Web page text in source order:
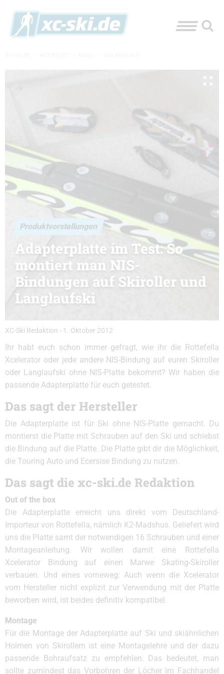
Produktvorstellungen
Adapterplatte im Test: So
montiert man NIS-
Bindungen auf Skiroller und
Langlaufski
XC-Ski Redaktion - 1. Oktober 2012
Ihr habt euch schon immer gefragt, wie ihr die Rottefella
Xcelerator oder jede andere NIS-Bindung auf euren Skiroller
oder Langlaufski ohne NIS-Platte bekommt? Wir haben die
passende Adapterplatte für euch getestet.
Das sagt der Hersteller
Die Adapterplatte ist für Ski ohne NIS-Platte gemacht. Du
montierst die Platte mit Schrauben auf den Ski und schiebst
die Bindung auf die Platte. Die Platte gibt dir die Möglichkeit,
die Touring Auto und Ecersise Bindung zu nutzen.
Das sagt die xc-ski.de Redaktion
Out of the box
Die Adapterplatte erreicht uns direkt vom Deutschland-
Importeur von Rottefella, nämlich K2-Madshus. Geliefert wird
uns die Platte samt der notwendigen 16 Schrauben und einer
Montageanleitung. Wir wollen damit eine Rottefella
Xcelerator Bindung auf einen Marwe Skating-Skiroller
verbauen. Und eines vorneweg: Auch wenn die Xcelerator
vom Hersteller nicht explizit zur Verwendung mit der Platte
beworben wird, ist beides definitiv kompatibel.
Montage
Für die Montage der Adapterplatte auf Ski und skiähnlichen
Holmen von Skirollern ist eine Montagelehre und der dazu
passende Bohraufsatz zu empfehlen. Das bedeutet, man
sollte zumindest das Vorbohren der Löcher im Fachhandel